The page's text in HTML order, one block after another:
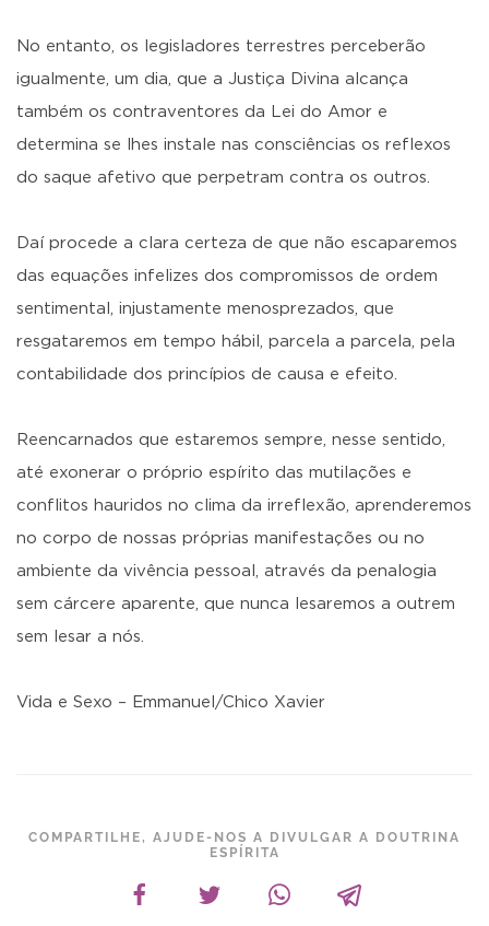
No entanto, os legisladores terrestres perceberão
igualmente, um dia, que a Justiça Divina alcança
também os contraventores da Lei do Amor e
determina se lhes instale nas consciências os reflexos
do saque afetivo que perpetram contra os outros.
Daí procede a clara certeza de que não escaparemos
das equações infelizes dos compromissos de ordem
sentimental, injustamente menosprezados, que
resgataremos em tempo hábil, parcela a parcela, pela
contabilidade dos princípios de causa e efeito.
Reencarnados que estaremos sempre, nesse sentido,
até exonerar o próprio espírito das mutilações e
conflitos hauridos no clima da irreflexão, aprenderemos
no corpo de nossas próprias manifestações ou no
ambiente da vivência pessoal, através da penalogia
sem cárcere aparente, que nunca lesaremos a outrem
sem lesar a nós.
Vida e Sexo – Emmanuel/Chico Xavier
COMPARTILHE, AJUDE-NOS A DIVULGAR A DOUTRINA
ESPÍRITA